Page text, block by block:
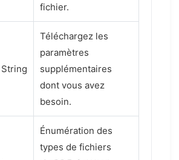
fichier.
String
Téléchargez les
paramètres
supplémentaires
dont vous avez
besoin.
Énumération des
types de fichiers